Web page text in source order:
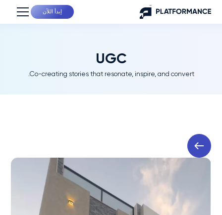
إبدأ اللآن
UGC
Co-creating stories that resonate, inspire, and convert.